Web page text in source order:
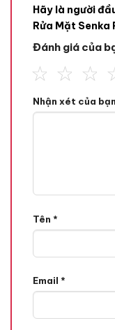
Hãy là người
Rửa Mặt
Đánh giá của
Nhận xét của bạn
Tên *
Email *